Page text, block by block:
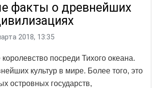
факты о древнейших
2018, 13:35
посреди Тихого океана.
культур в мире. Более того, это
островных государств,